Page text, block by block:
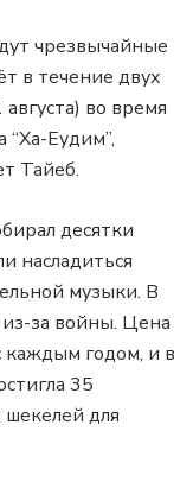
чрезвычайные
в течение двух
во время
“Ха-Еудим”,
Тайеб.
десятки
насладиться
музыки. В
за войны. Цена
каждым годом, и в
35
для